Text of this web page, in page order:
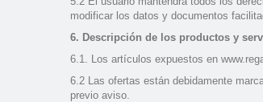
modificar los datos y documentos
6. Descripción de los productos y
6.1. Los artículos expuestos en
6.2 Las ofertas están debidamente
previo aviso.